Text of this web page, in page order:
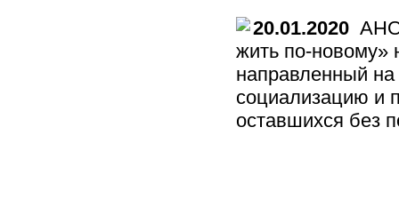
20.01.2020 АНО
жить по-
направленный
социализацию и
оставшихся без